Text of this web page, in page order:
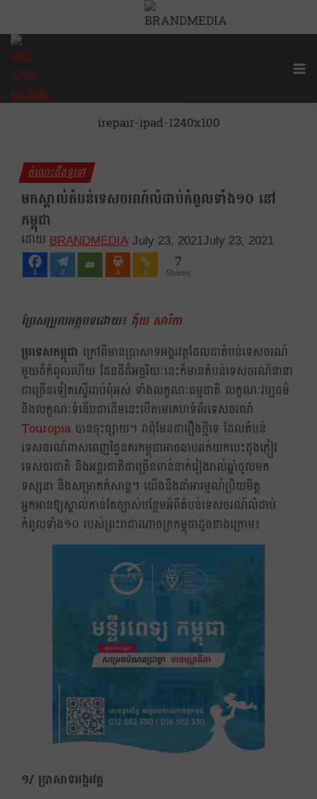
irepair-ipad-1240x100
ចំណេះដឹងទូទៅ
មកស្គាល់តំបន់ទេសចរណ៍លំដាប់កំពូលទាំង១០ នៅ
កម្ពុជា
BRANDMEDIA July 23, 2021July 23, 2021
1 2 3 1
7
Shares
ប្រែសម្រួលអត្ថបទដោយ៖ ង៉ុយ សារិកា
ប្រទេសកម្ពុជា ក្រៅពីមានប្រាសាទអង្គរវត្តដែលជាតំបន់ទេសចរណ៍
មួយដ៏កំពូលហើយ ដែនដីដ៏អច្ឆរិយៈនេះក៏មានតំបន់ទេសចរណ៍នានា
ជាច្រើនទៀតស្ទើររាប់ពុំអស់ ទាំងលក្ខណៈធម្មជាតិ លក្ខណៈវប្បធម៌
និងលក្ខណៈទំនើបជាដើមនេះបើតាមគេហទំព័រទេសចរណ៍
Touropia បានចុះផ្សាយ។ វាពុំមែនជារឿងថ្មីទេ ដែលតំបន់
ទេសចរណ៍ពាសពេញផ្ទៃនគរកម្ពុជាអាចឆាបឆក់យកបេះដូងភ្ញៀវ
ទេសចរជាតិ និងអន្តរជាតិជាច្រើនពាន់នាក់រៀងរាល់ឆ្នាំចូលមក
ទស្សនា និងសម្រាកកំសាន្ត។ យើងនឹងនាំអារម្មណ៍ប្រិយមិត្ត
អ្នកអានឱ្យស្គាល់កាន់តែច្បាស់បន្ថែមអំពីតំបន់ទេសចរណ៍លំដាប់
កំពូលទាំង១០​ របស់ព្រះរាជាណាចក្រកម្ពុជាដូចខាងក្រោម៖
១/ ប្រាសាទអង្គរវត្ត